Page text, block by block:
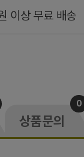
이상 무료 배송
상품문의
0